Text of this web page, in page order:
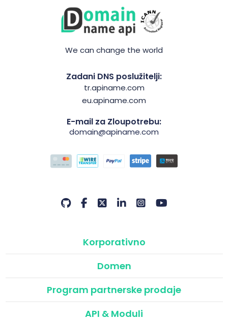
We can change the world
Zadani DNS poslužitelji:
tr.apiname.com
eu.apiname.com
E-mail za Zloupotrebu:
domain@apiname.com
Korporativno
Domen
Program partnerske prodaje
API & Moduli